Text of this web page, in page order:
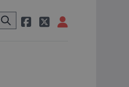
do něj a už ho nikdy nikdo